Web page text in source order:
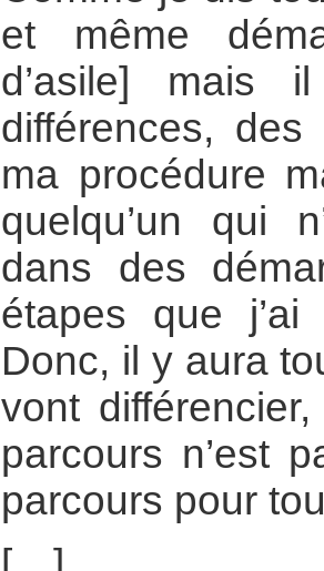
et même
d’asile] mais
différences,
ma procédure
quelqu’un qui
dans des
étapes que
Donc, il y aura
vont
parcours n’est
parcours pour